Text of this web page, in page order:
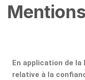
En application de la
relative à la